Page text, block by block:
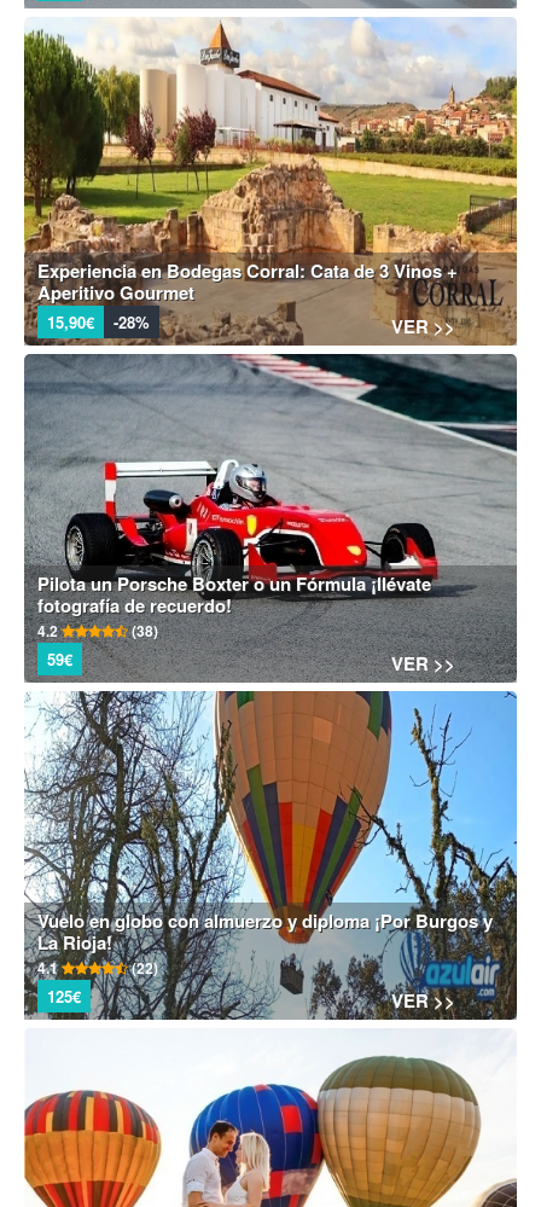
Experiencia en Bodegas Corral: Cata de 3 Vinos +
Aperitivo Gourmet
15,90€ -28% VER >>
Pilota un Porsche Boxter o un Fórmula ¡llévate
fotografía de recuerdo!
4.2 (38)
59€ VER >>
Vuelo en globo con almuerzo y diploma ¡Por Burgos y
La Rioja!
4.1 (22)
125€ VER >>